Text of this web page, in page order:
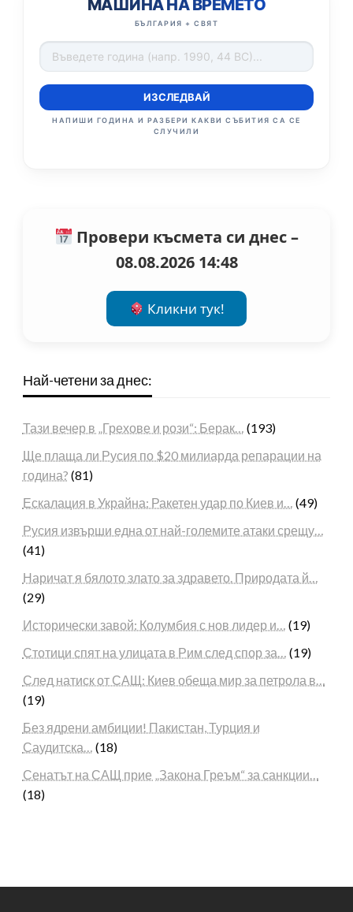
МАШИНА НА ВРЕМЕТО
БЪЛГАРИЯ + СВЯТ
ИЗСЛЕДВАЙ
НАПИШИ ГОДИНА И РАЗБЕРИ КАКВИ СЪБИТИЯ СА СЕ
СЛУЧИЛИ
Провери късмета си днес –
08.08.2026 14:48
Кликни тук!
Най-четени за днес:
Тази вечер в „Грехове и рози“: Берак… (193)
Ще плаща ли Русия по $20 милиарда репарации на
година? (81)
Ескалация в Украйна: Ракетен удар по Киев и… (49)
Русия извърши една от най-големите атаки срещу…
(41)
Наричат я бялото злато за здравето. Природата й…
(29)
Исторически завой: Колумбия с нов лидер и… (19)
Стотици спят на улицата в Рим след спор за… (19)
След натиск от САЩ: Киев обеща мир за петрола в…
(19)
Без ядрени амбиции! Пакистан, Турция и
Саудитска… (18)
Сенатът на САЩ прие „Закона Греъм“ за санкции…
(18)